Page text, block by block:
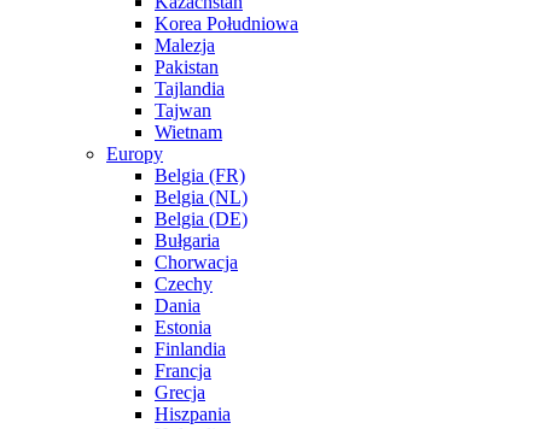
Korea Południowa
Malezja
Pakistan
Tajlandia
Tajwan
Wietnam
Europy
Belgia (FR)
Belgia (NL)
Belgia (DE)
Bułgaria
Chorwacja
Czechy
Dania
Estonia
Finlandia
Francja
Grecja
Hiszpania